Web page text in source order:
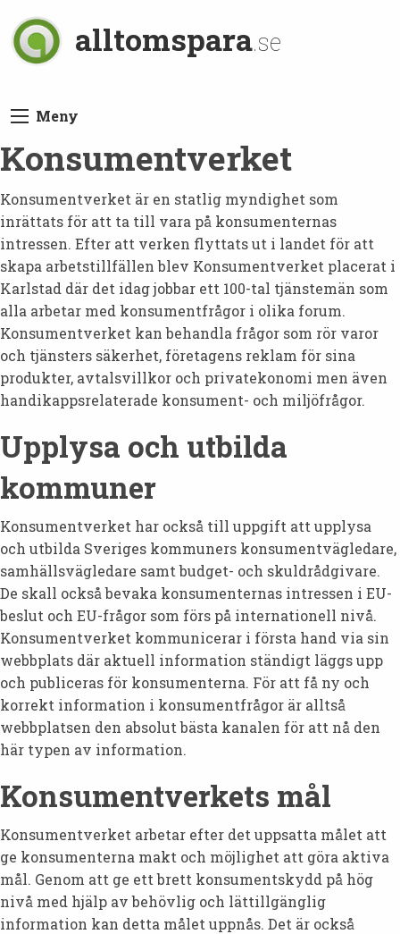
alltomspara.se
Meny
Konsumentverket
Konsumentverket är en statlig myndighet som
inrättats för att ta till vara på konsumenternas
intressen. Efter att verken flyttats ut i landet för att
skapa arbetstillfällen blev Konsumentverket placerat i
Karlstad där det idag jobbar ett 100-tal tjänstemän som
alla arbetar med konsumentfrågor i olika forum.
Konsumentverket kan behandla frågor som rör varor
och tjänsters säkerhet, företagens reklam för sina
produkter, avtalsvillkor och privatekonomi men även
handikappsrelaterade konsument- och miljöfrågor.
Upplysa och utbilda
kommuner
Konsumentverket har också till uppgift att upplysa
och utbilda Sveriges kommuners konsumentvägledare,
samhällsvägledare samt budget- och skuldrådgivare.
De skall också bevaka konsumenternas intressen i EU-
beslut och EU-frågor som förs på internationell nivå.
Konsumentverket kommunicerar i första hand via sin
webbplats där aktuell information ständigt läggs upp
och publiceras för konsumenterna. För att få ny och
korrekt information i konsumentfrågor är alltså
webbplatsen den absolut bästa kanalen för att nå den
här typen av information.
Konsumentverkets mål
Konsumentverket arbetar efter det uppsatta målet att
ge konsumenterna makt och möjlighet att göra aktiva
mål. Genom att ge ett brett konsumentskydd på hög
nivå med hjälp av behövlig och lättillgänglig
information kan detta målet uppnås. Det är också